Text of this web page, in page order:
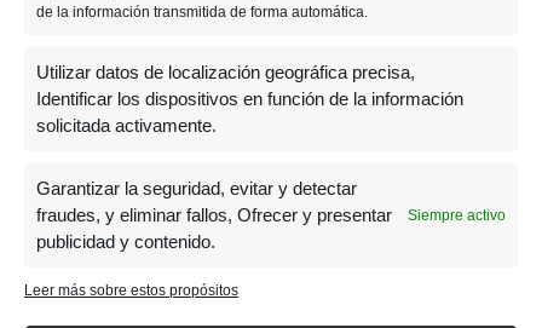
de la información transmitida de forma automática.
Utilizar datos de localización geográfica precisa,
Identificar los dispositivos en función de la información
solicitada activamente.
Garantizar la seguridad, evitar y detectar
fraudes, y eliminar fallos, Ofrecer y presentar
publicidad y contenido.
Siempre activo
Leer más sobre estos propósitos
«Titanfall 3» se va al